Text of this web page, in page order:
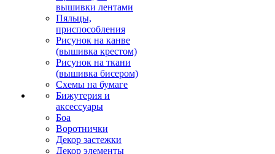
вышивки лентами
Пяльцы,
приспособления
Рисунок на канве
(вышивка крестом)
Рисунок на ткани
(вышивка бисером)
Схемы на бумаге
Бижутерия и
аксессуары
Боа
Воротнички
Декор застежки
Декор элементы